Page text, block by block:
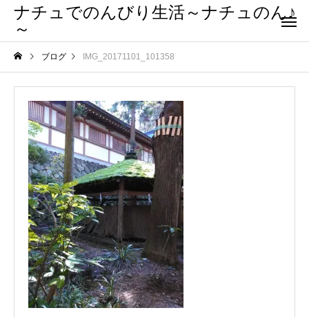
ナチュでのんびり生活～ナチュのん♪
～
ブログ IMG_20171101_101358